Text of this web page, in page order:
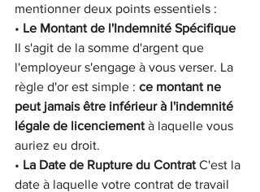
mentionner deux points essentiels :
• Le Montant de l'Indemnité Spécifique
Il s'agit de la somme d'argent que
l'employeur s'engage à vous verser. La
règle d'or est simple : ce montant ne
peut jamais être inférieur à l'indemnité
légale de licenciement à laquelle vous
auriez eu droit.
• La Date de Rupture du Contrat C'est la
date à laquelle votre contrat de travail